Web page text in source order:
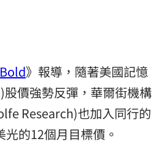
》報導，隨著美國記憶
價強勢反彈，華爾街機構
Research)也加入同行的
的12個月目標價。